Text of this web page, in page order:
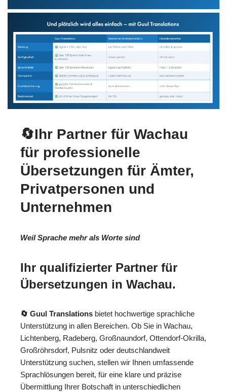
🔄Ihr Partner für Wachau
für professionelle
Übersetzungen für Ämter,
Privatpersonen und
Unternehmen
Weil Sprache mehr als Worte sind
Ihr qualifizierter Partner für
Übersetzungen in Wachau.
🔄 Guul Translations bietet hochwertige sprachliche
Unterstützung in allen Bereichen. Ob Sie in Wachau,
Lichtenberg, Radeberg, Großnaundorf, Ottendorf-Okrilla,
Großröhrsdorf, Pulsnitz oder deutschlandweit
Unterstützung suchen, stellen wir Ihnen umfassende
Sprachlösungen bereit, für eine klare und präzise
Übermittlung Ihrer Botschaft in unterschiedlichen